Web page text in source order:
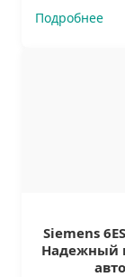
Подробнее
Siemens
Надежный